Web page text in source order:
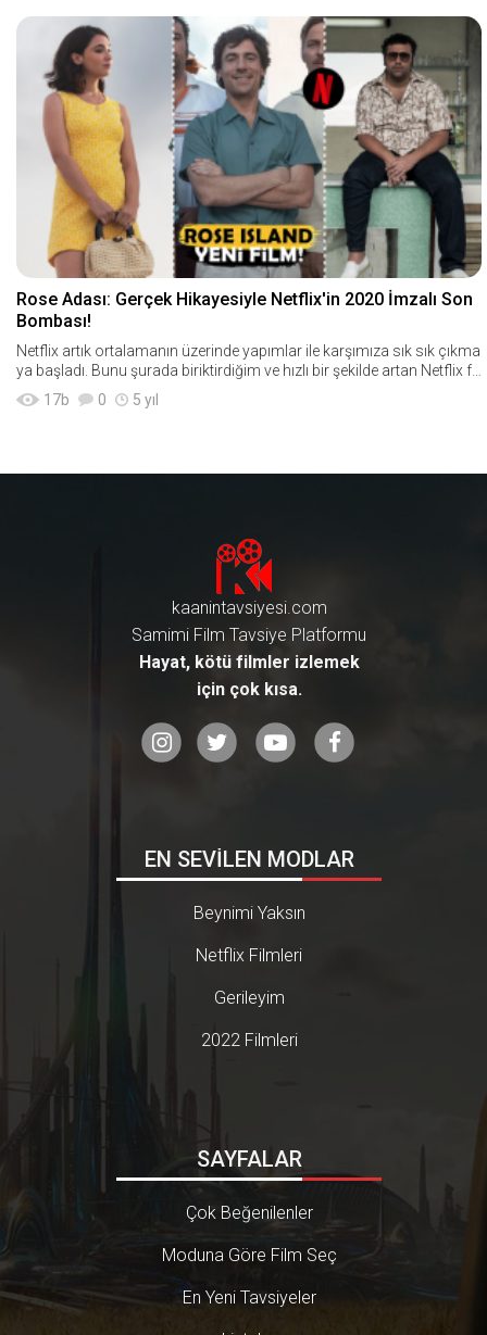
Rose Adası: Gerçek Hikayesiyle Netflix'in 2020 İmzalı Son
Bombası!
Netflix artık ortalamanın üzerinde yapımlar ile karşımıza sık sık çıkma
ya başladı. Bunu şurada biriktirdiğim ve hızlı bir şekilde artan Netflix fil
m önerileri
17b 0 5 yıl
kaanintavsiyesi.com
Samimi Film Tavsiye Platformu
Hayat, kötü filmler izlemek
için çok kısa.
EN SEVİLEN MODLAR
Beynimi Yaksın
Netflix Filmleri
Gerileyim
2022 Filmleri
SAYFALAR
Çok Beğenilenler
Moduna Göre Film Seç
En Yeni Tavsiyeler